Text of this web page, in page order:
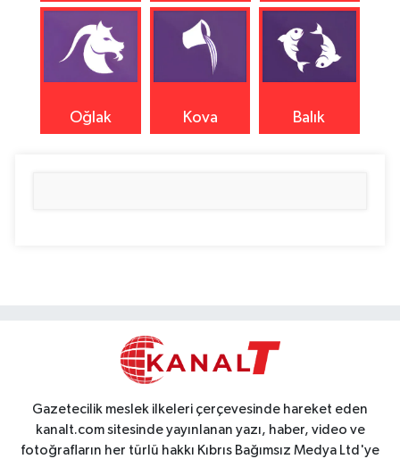
Oğlak Kova Balık
Gazetecilik meslek ilkeleri çerçevesinde hareket eden
kanalt.com sitesinde yayınlanan yazı, haber, video ve
fotoğrafların her türlü hakkı Kıbrıs Bağımsız Medya Ltd'ye